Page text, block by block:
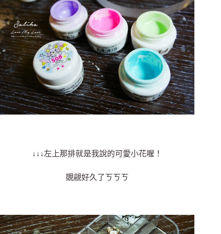
↓↓↓左上那排就是我說的可愛小花喔！
覬覦好久了ㄎㄎㄎ